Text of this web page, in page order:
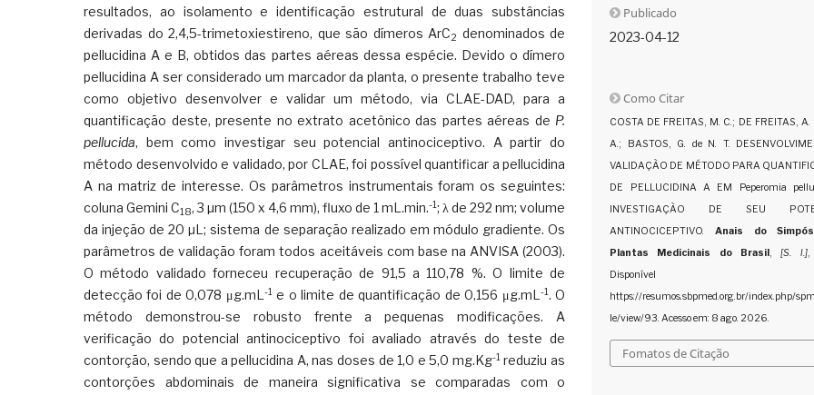
resultados, ao isolamento e identificação estrutural de duas substâncias
derivadas do 2,4,5-trimetoxiestireno, que são dímeros ArC2 denominados de
pellucidina A e B, obtidos das partes aéreas dessa espécie. Devido o dímero
pellucidina A ser considerado um marcador da planta, o presente trabalho teve
como objetivo desenvolver e validar um método, via CLAE-DAD, para a
quantificação deste, presente no extrato acetônico das partes aéreas de P.
pellucida, bem como investigar seu potencial antinociceptivo. A partir do
método desenvolvido e validado, por CLAE, foi possível quantificar a pellucidina
A na matriz de interesse. Os parâmetros instrumentais foram os seguintes:
coluna Gemini C18, 3 µm (150 x 4,6 mm), fluxo de 1 mL.min.-1; λ de 292 nm; volume
da injeção de 20 µL; sistema de separação realizado em módulo gradiente. Os
parâmetros de validação foram todos aceitáveis com base na ANVISA (2003).
O método validado forneceu recuperação de 91,5 a 110,78 %. O limite de
detecção foi de 0,078 μg.mL -1e o limite de quantificação de 0,156 μg.mL -1. O
método demonstrou-se robusto frente a pequenas modificações. A
verificação do potencial antinociceptivo foi avaliado através do teste de
contorção, sendo que a pellucidina A, nas doses de 1,0 e 5,0 mg.Kg-1reduziu as
contorções abdominais de maneira significativa se comparadas com o
Publicado
2023-04-12
Como Citar
COSTA DE FREITAS, M. C.; DE FREITAS, A.
A.; BASTOS, G. de N. T.
VALIDAÇÃO DE MÉTODO PARA
DE PELLUCIDINA A EM Peperomia
INVESTIGAÇÃO DE SEU
ANTINOCICEPTIVO. Anais do
Plantas Medicinais do Brasil ,[S. l.],
Disponível
https://resumos.sbpmed.org.br/index.php/
le/view/93. Acesso em: 8 ago. 2026.
Fomatos de Citação